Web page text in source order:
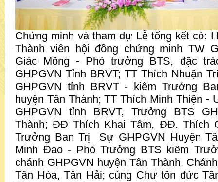
Chứng minh và tham dự Lễ tổng kết có:
Thành viên hội đồng chứng minh TW
Giác Mông - Phó trưởng BTS, đặc
GHPGVN Tỉnh BRVT; TT Thích Nhuận
GHPGVN tỉnh BRVT - kiêm Trưởng
huyện Tân Thành; TT Thích Minh Thiện -
GHPGVN tỉnh BRVT, Trưởng BTS
Thành; ĐĐ Thích Khai Tâm, ĐĐ. Thích
Trưởng Ban Trị Sự GHPGVN Huyện
Minh Đạo - Phó Trưởng BTS kiêm
chánh GHPGVN huyện Tân Thành,
Tân Hòa, Tân Hải; cùng Chư tôn đức